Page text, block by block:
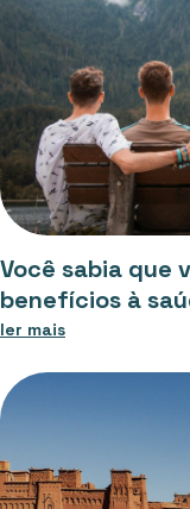
Você sabia que
benefícios à
ler mais